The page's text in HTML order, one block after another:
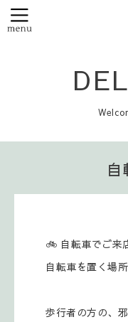
🚲 自転車でご来
自転車を置く場
歩行者の方の、